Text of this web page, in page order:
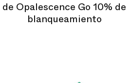
de Opalescence Go 10% de
blanqueamiento